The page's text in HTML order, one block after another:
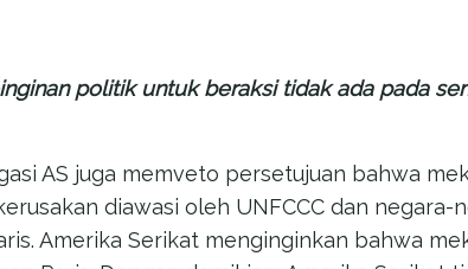
politik untuk beraksi tidak ada pada
AS juga memveto persetujuan bahwa
diawasi oleh UNFCCC dan negara-
Amerika Serikat menginginkan bahwa